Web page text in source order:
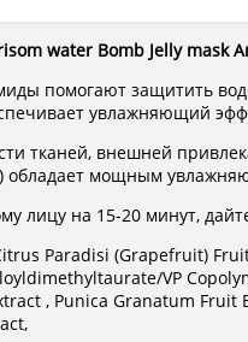
water Bomb Jelly mask
помогают защитить
увлажняющий
тканей, внешней
обладает мощным
лицу на 15-20 минут,
Paradisi (Grapefruit)
VP
, Punica Granatum